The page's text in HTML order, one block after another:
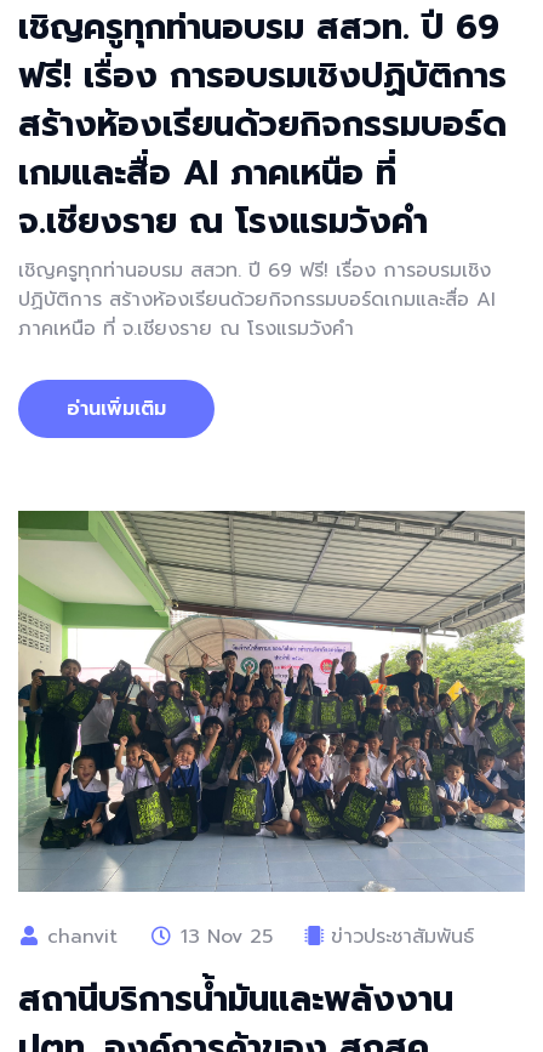
เชิญครูทุกท่านอบรม สสวท. ปี 69
ฟรี! เรื่อง การอบรมเชิงปฏิบัติการ
สร้างห้องเรียนด้วยกิจกรรมบอร์ด
เกมและสื่อ AI ภาคเหนือ ที่
จ.เชียงราย ณ โรงแรมวังคำ
เชิญครูทุกท่านอบรม สสวท. ปี 69 ฟรี! เรื่อง การอบรมเชิง
ปฏิบัติการ สร้างห้องเรียนด้วยกิจกรรมบอร์ดเกมและสื่อ AI
ภาคเหนือ ที่ จ.เชียงราย ณ โรงแรมวังคำ
อ่านเพิ่มเติม
chanvit 13 Nov 25 ข่าวประชาสัมพันธ์
สถานีบริการน้ำมันและพลังงาน